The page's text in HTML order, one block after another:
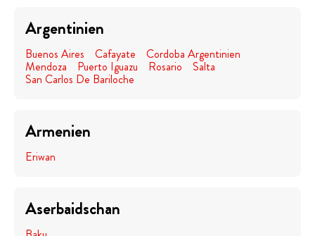
Argentinien
Buenos Aires Cafayate Cordoba Argentinien
Mendoza Puerto Iguazu Rosario Salta
San Carlos De Bariloche
Armenien
Eriwan
Aserbaidschan